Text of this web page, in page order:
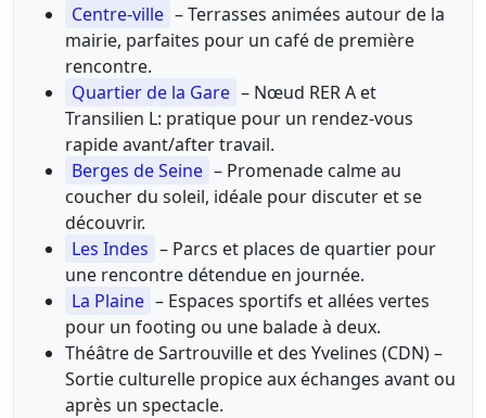
Centre-ville – Terrasses animées autour de la
mairie, parfaites pour un café de première
rencontre.
Quartier de la Gare – Nœud RER A et
Transilien L: pratique pour un rendez-vous
rapide avant/after travail.
Berges de Seine – Promenade calme au
coucher du soleil, idéale pour discuter et se
découvrir.
Les Indes – Parcs et places de quartier pour
une rencontre détendue en journée.
La Plaine – Espaces sportifs et allées vertes
pour un footing ou une balade à deux.
Théâtre de Sartrouville et des Yvelines (CDN) –
Sortie culturelle propice aux échanges avant ou
après un spectacle.